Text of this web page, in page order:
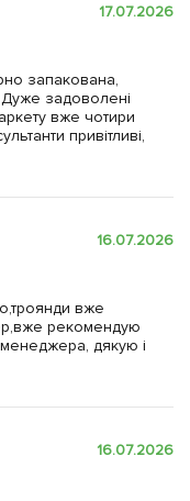
17.07.2026
запакована,
задоволені
вже чотири
привітливі,
16.07.2026
вже
рекомендую
менеджера, дякую і
16.07.2026